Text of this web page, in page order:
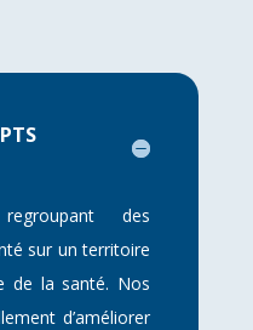
des
sur un territoire
de la santé. Nos
d’améliorer